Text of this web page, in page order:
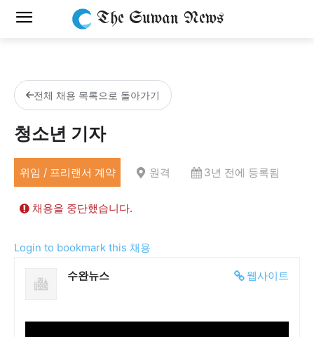
The Suwan News
전체 채용 목록으로 돌아가기
청소년 기자
위임 / 프리랜서 계약 원격 3년 전에 등록됨
채용을 중단했습니다.
Login to bookmark this 채용
웹사이트
수완뉴스